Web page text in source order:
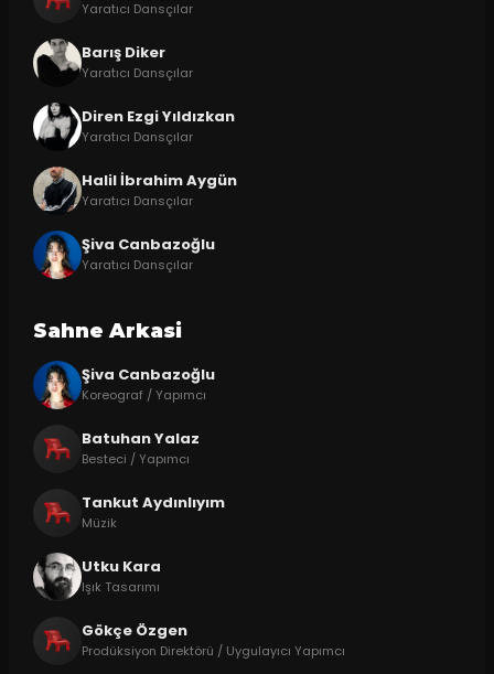
Yaratıcı Dansçılar
Barış Diker
Yaratıcı Dansçılar
Diren Ezgi Yıldızkan
Yaratıcı Dansçılar
Halil İbrahim Aygün
Yaratıcı Dansçılar
Şiva Canbazoğlu
Yaratıcı Dansçılar
Sahne Arkasi
Şiva Canbazoğlu
Koreograf / Yapımcı
Batuhan Yalaz
Besteci / Yapımcı
Tankut Aydınlıyım
Müzik
Utku Kara
Işık Tasarımı
Gökçe Özgen
Prodüksiyon Direktörü / Uygulayıcı Yapımcı